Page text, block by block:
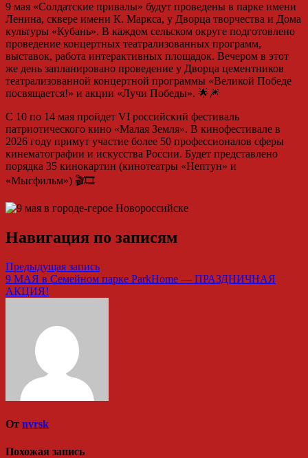
9 мая «Солдатские привалы» будут проведены в парке имени
Ленина, сквере имени К. Маркса, у Дворца творчества и Дома
культуры «Кубань». В каждом сельском округе подготовлено
проведение концертных театрализованных программ,
выставок, работа интерактивных площадок. Вечером в этот
же день запланировано проведение у Дворца цементников
театрализованной концертной программы «Великой Победе
посвящается!» и акции «Лучи Победы». 🌟🎆
С 10 по 14 мая пройдет VI российский фестиваль
патриотического кино «Малая Земля». В кинофестивале в
2026 году примут участие более 50 профессионалов сферы
кинематографии и искусства России. Будет представлено
порядка 35 кинокартин (кинотеатры «Нептун» и
«Мысфильм») 🎬🎞️
Навигация по записям
Предыдущая запись
9 МАЯ в Семейном парке ParkHome — ПРАЗДНИЧНАЯ
АКЦИЯ!
От nvrsk
Похожая запись